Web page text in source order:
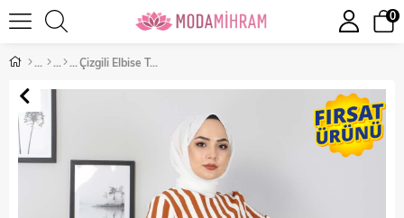
0
Çizgili Elbise Taba 8926